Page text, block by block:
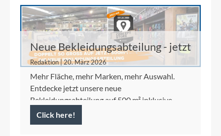
Neue Bekleidungsabteilung - jetzt
auf 500 m²
Redaktion | 20. März 2026
Mehr Fläche, mehr Marken, mehr Auswahl.
Entdecke jetzt unsere neue
Bekleidungsabteilung auf 500 m² inklusive
Ortlieb Concept Store.
Click here!